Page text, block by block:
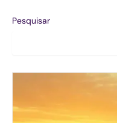
Pesquisar